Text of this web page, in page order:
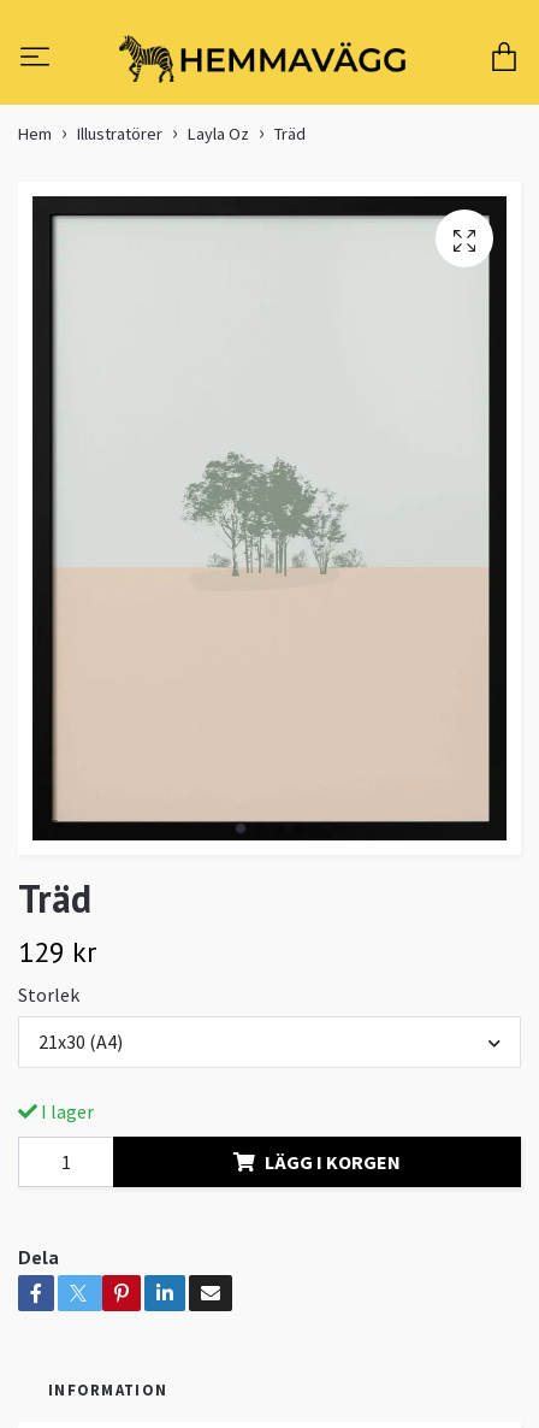
Hem Illustratörer Layla Oz Träd
Träd
129 kr
Storlek
21x30 (A4)
I lager
LÄGG I KORGEN
Dela
INFORMATION